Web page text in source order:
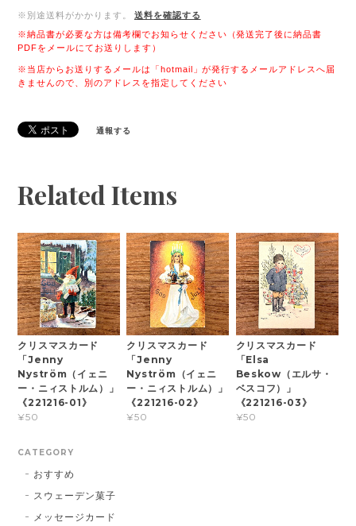
※別途送料がかかります。
送料を確認する
※納品書が必要な方は備考欄でお知らせください（発送完了後に納品書
PDFをメールにてお送りします）
※当店からお送りするメールは「hotmail」が発行するメールアドレスへ届
きませんので、別のアドレスを指定してください
通報する
Related Items
クリスマスカード
「Jenny
Nyström（イェニ
ー・ニィストルム）」
《221216-01》
¥50
クリスマスカード
「Jenny
Nyström（イェニ
ー・ニィストルム）」
《221216-02》
¥50
クリスマスカード
「Elsa
Beskow（エルサ・
ベスコフ）」
《221216-03》
¥50
CATEGORY
おすすめ
スウェーデン菓子
メッセージカード